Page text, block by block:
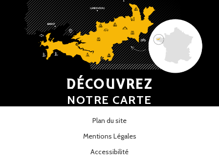
DÉCOUVREZ
NOTRE CARTE
Plan du site
Mentions Légales
Accessibilité